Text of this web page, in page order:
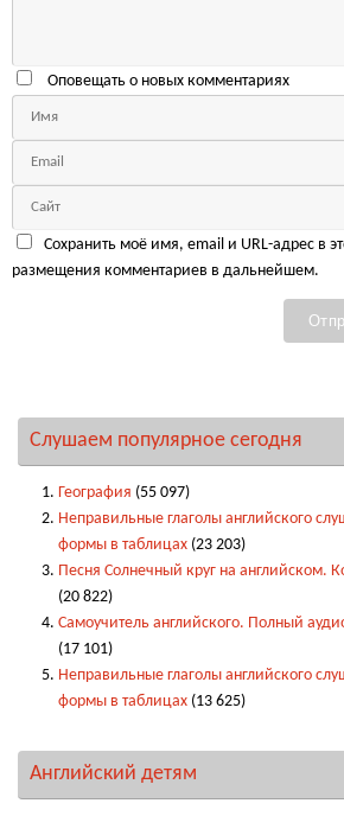
Оповещать о новых комментариях
Сохранить моё имя, email и URL-адрес в
размещения комментариев в дальнейшем.
Слушаем популярное сегодня
География (55 097)
Неправильные глаголы английского
формы в таблицах (23 203)
Песня Солнечный круг на английском.
(20 822)
Самоучитель английского. Полный
(17 101)
Неправильные глаголы английского
формы в таблицах (13 625)
Английский детям